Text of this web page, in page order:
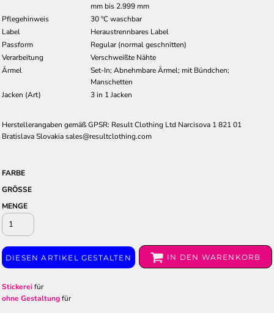
mm bis 2.999 mm
Pflegehinweis
30 °C waschbar
Label
Heraustrennbares Label
Passform
Regular (normal geschnitten)
Verarbeitung
Verschweißte Nähte
Ärmel
Set-In; Abnehmbare Ärmel; mit Bündchen;
Manschetten
Jacken (Art)
3 in 1 Jacken
Herstellerangaben gemäß GPSR: Result Clothing Ltd Narcisova 1 821 01
Bratislava Slovakia sales@resultclothing.com
FARBE
GRÖSSE
MENGE
DIESEN ARTIKEL GESTALTEN IN DEN WARENKORB
Stickereifür
ohne Gestaltungfür